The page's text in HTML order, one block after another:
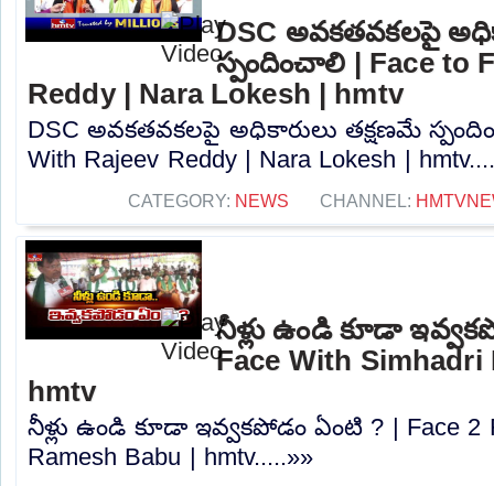
DSC అవకతవకలపై
స్పందించాలి | Face to
Reddy | Nara Lokesh | hmtv
DSC అవకతవకలపై అధికారులు తక్షణమే
With Rajeev Reddy | Nara Lokesh |
CATEGORY: NEWS CHANNEL:
నీళ్లు ఉండి కూడా
Face With Simhadri
hmtv
నీళ్లు ఉండి కూడా ఇవ్వకపోడం ఏంటి ? | Face 2
Ramesh Babu | hmtv.....»»